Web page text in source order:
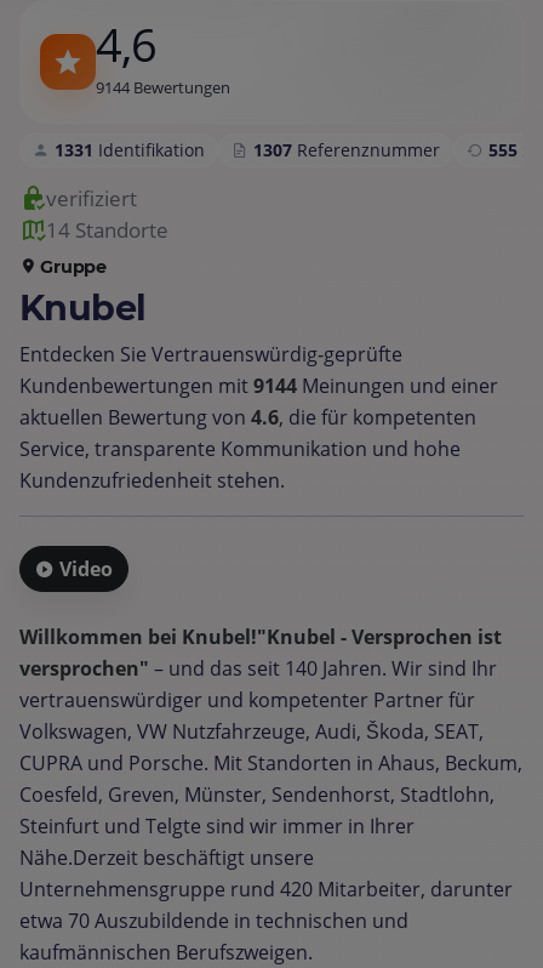
4,6
9144 Bewertungen
1331 Identifikation 1307 Referenznummer 555
verifiziert
14 Standorte
Gruppe
Knubel
Entdecken Sie Vertrauenswürdig‑geprüfte
Kundenbewertungen mit9144 Meinungen und einer
aktuellen Bewertung von 4.6, die für kompetenten
Service, transparente Kommunikation und hohe
Kundenzufriedenheit stehen.
Video
Willkommen bei Knubel!"Knubel - Versprochen ist
versprochen" – und das seit 140 Jahren. Wir sind Ihr
vertrauenswürdiger und kompetenter Partner für
Volkswagen, VW Nutzfahrzeuge, Audi, Škoda, SEAT,
CUPRA und Porsche. Mit Standorten in Ahaus, Beckum,
Coesfeld, Greven, Münster, Sendenhorst, Stadtlohn,
Steinfurt und Telgte sind wir immer in Ihrer
Nähe.Derzeit beschäftigt unsere
Unternehmensgruppe rund 420 Mitarbeiter, darunter
etwa 70 Auszubildende in technischen und
kaufmännischen Berufszweigen.